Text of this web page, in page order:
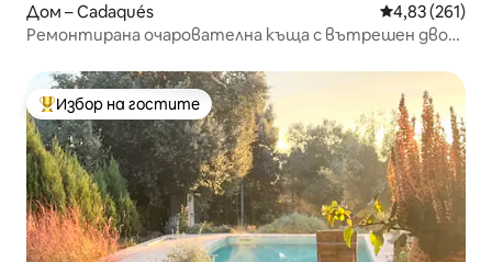
Дом – Cadaqués Средна
4,83 (261)
Ремонтирана очарователна къща с вътрешен двор
Най-популярен избор на гостите
Избор на гостите